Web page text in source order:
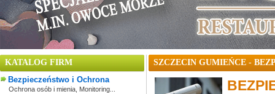
KATALOG FIRM
Bezpieczeństwo i Ochrona
Ochrona osób i mienia, Monitoring...
SZCZECIN GUMIEŃCE -